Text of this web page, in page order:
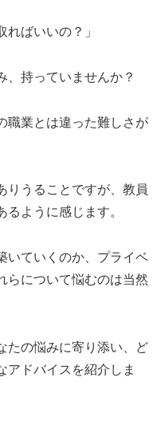
ればいいの？」
、持っていませんか？
職業とは違った難しさが
りうることですが、教員
ように感じます。
いていくのか、プライベ
らについて悩むのは当然
たの悩みに寄り添い、ど
アドバイスを紹介しま